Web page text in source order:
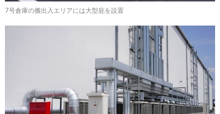
7号倉庫の搬出入エリアには大型庇を設置